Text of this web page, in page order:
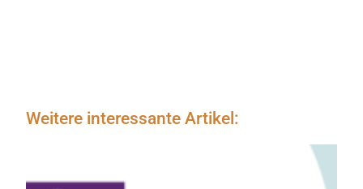
Weitere interessante Artikel: